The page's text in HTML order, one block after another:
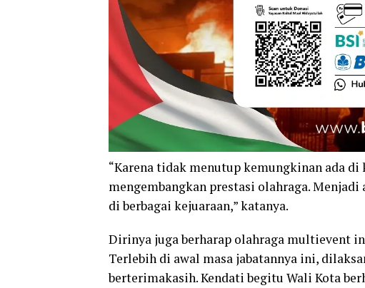
“Karena tidak menutup kemungkinan ada di
mengembangkan prestasi olahraga.
di berbagai kejuaraan,” katanya.
Dirinya juga berharap olahraga multievent
Terlebih di awal masa jabatannya ini,
berterimakasih. Kendati begitu Wali Kota